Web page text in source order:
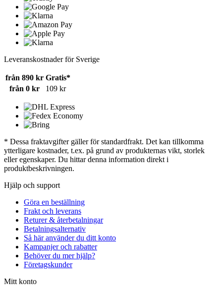
Leveranskostnader för Sverige
från 890 kr Gratis*
från 0 kr
109 kr
* Dessa fraktavgifter gäller för standardfrakt. Det kan tillkomma
ytterligare kostnader, t.ex. på grund av produkternas vikt, storlek
eller egenskaper. Du hittar denna information direkt i
produktbeskrivningen.
Hjälp och support
Göra en beställning
Frakt och leverans
Returer & återbetalningar
Betalningsalternativ
Så här använder du ditt konto
Kampanjer och rabatter
Behöver du mer hjälp?
Företagskunder
Mitt konto